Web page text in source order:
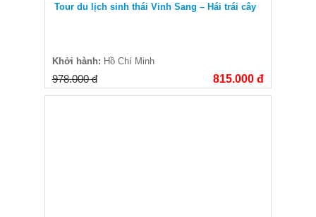
Tour du lịch sinh thái Vinh Sang – Hái trái cây
Khởi hành: Hồ Chí Minh
978.000 đ 815.000 đ